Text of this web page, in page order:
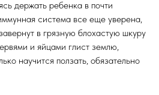
держать ребенка в почти
система все еще уверена,
в грязную блохастую шкуру
и яйцами глист землю,
научится ползать, обязательно